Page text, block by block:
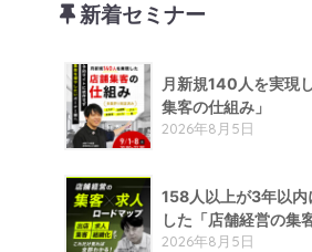
新着セミナー
月新規140人を実現
集客の仕組み」
2026年8月5日
158人以上が3年以内
した「店舗経営の集
2026年8月5日